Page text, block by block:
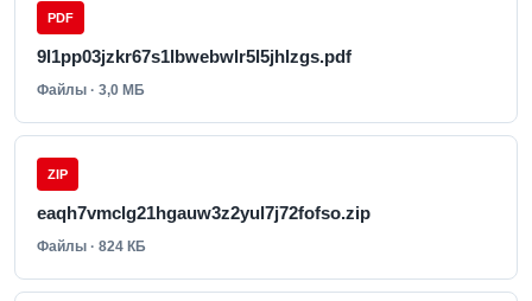
PDF
9l1pp03jzkr67s1lbwebwlr5l5jhlzgs.pdf
Файлы · 3,0 МБ
ZIP
eaqh7vmclg21hgauw3z2yul7j72fofso.zip
Файлы · 824 КБ